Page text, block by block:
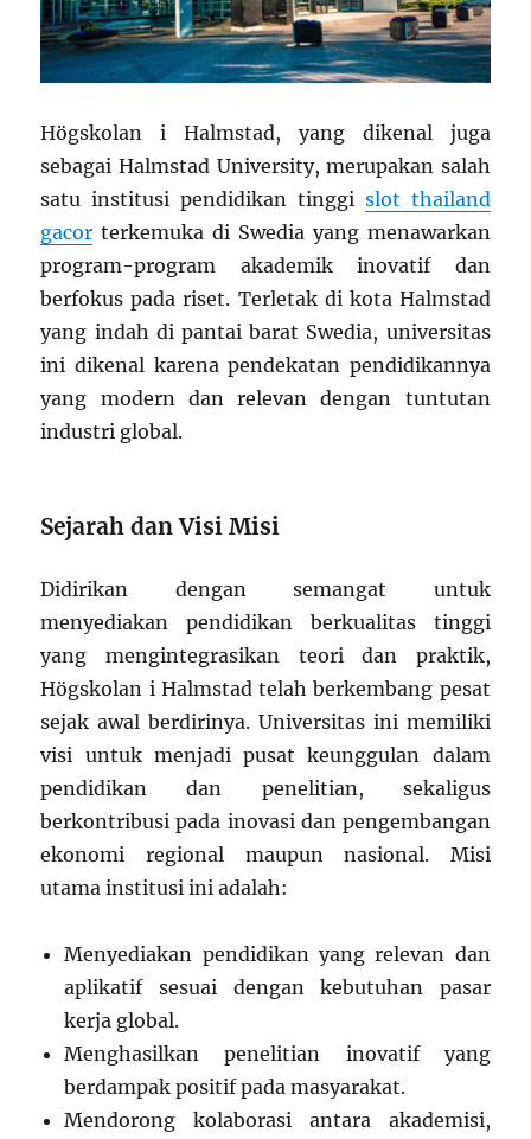
Högskolan i Halmstad, yang dikenal juga
sebagai Halmstad University, merupakan salah
satu institusi pendidikan tinggi slot thailand
gacor terkemuka di Swedia yang menawarkan
program-program akademik inovatif dan
berfokus pada riset. Terletak di kota Halmstad
yang indah di pantai barat Swedia, universitas
ini dikenal karena pendekatan pendidikannya
yang modern dan relevan dengan tuntutan
industri global.
Sejarah dan Visi Misi
Didirikan dengan semangat untuk
menyediakan pendidikan berkualitas tinggi
yang mengintegrasikan teori dan praktik,
Högskolan i Halmstad telah berkembang pesat
sejak awal berdirinya. Universitas ini memiliki
visi untuk menjadi pusat keunggulan dalam
pendidikan dan penelitian, sekaligus
berkontribusi pada inovasi dan pengembangan
ekonomi regional maupun nasional. Misi
utama institusi ini adalah:
Menyediakan pendidikan yang relevan dan
aplikatif sesuai dengan kebutuhan pasar
kerja global.
Menghasilkan penelitian inovatif yang
berdampak positif pada masyarakat.
Mendorong kolaborasi antara akademisi,